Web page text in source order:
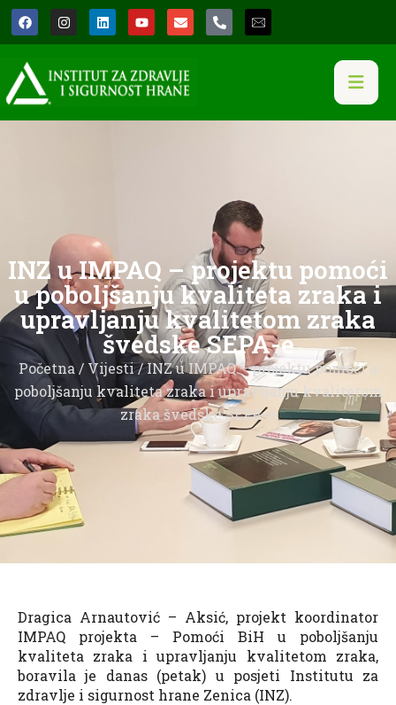
INZ u IMPAQ – projektu pomoći
u poboljšanju kvaliteta zraka i
upravljanju kvalitetom zraka
švedske SEPA-e
Početna / Vijesti/ INZ u IMPAQ – projektu pomoći u
poboljšanju kvaliteta zraka i upravljanju kvalitetom
zraka švedske SEPA-e
Dragica Arnautović – Aksić, projekt koordinator
IMPAQ projekta – Pomoći BiH u poboljšanju
kvaliteta zraka i upravljanju kvalitetom zraka,
boravila je danas (petak) u posjeti Institutu za
zdravlje i sigurnost hrane Zenica (INZ).